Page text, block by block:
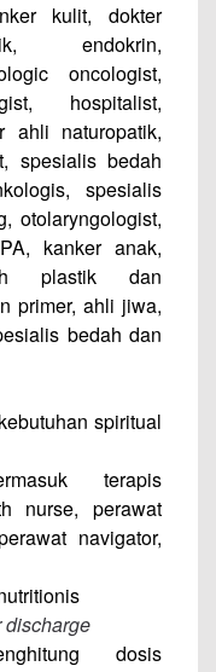
kulit, dokter
endokrin,
oncologist,
hospitalist,
ahli naturopatik,
spesialis bedah
spesialis
otolaryngologist,
kanker anak,
plastik dan
primer, ahli jiwa,
bedah dan
spiritual
terapis
nurse, perawat
navigator,
discharge
dosis